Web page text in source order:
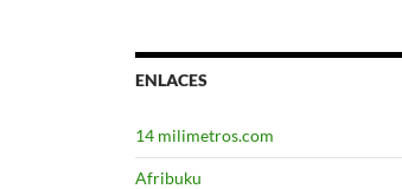
ENLACES
14 milimetros.com
Afribuku